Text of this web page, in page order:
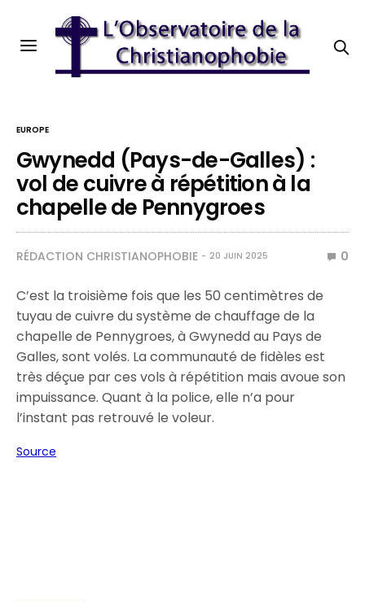
EUROPE
Gwynedd (Pays-de-Galles) :
vol de cuivre à répétition à la
chapelle de Pennygroes
RÉDACTION CHRISTIANOPHOBIE 20 JUIN 2025 0
C’est la troisième fois que les 50 centimètres de
tuyau de cuivre du système de chauffage de la
chapelle de Pennygroes, à Gwynedd au Pays de
Galles, sont volés. La communauté de fidèles est
très déçue par ces vols à répétition mais avoue son
impuissance. Quant à la police, elle n’a pour
l’instant pas retrouvé le voleur.
Source